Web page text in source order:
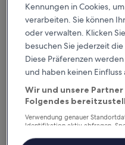
Verdiene
Mehr sparen mit
Überprüfe die Preise
Heute
6. Aug. - 7. Aug.
Kennungen in Cookies,
verarbeiten. Sie können
oder verwalten. Klicken
besuchen Sie jederzeit
Diese Präferenzen
und haben keinen
Wir und unsere
Folgendes
Verwendung genauer
Identifikation aktiv abfragen.
Inhalte, Messung von